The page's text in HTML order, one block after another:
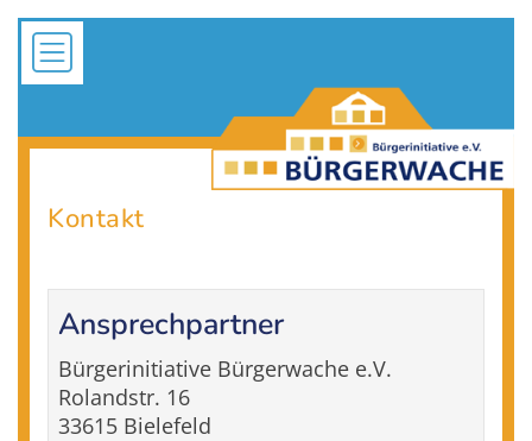
Kontakt
Ansprechpartner
Bürgerinitiative Bürgerwache e.V.
Rolandstr. 16
33615 Bielefeld